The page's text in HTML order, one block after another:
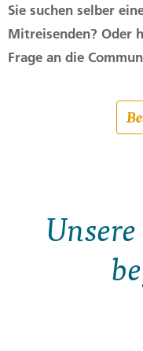
Sie suchen selber
Mitreisenden? Oder
Frage an die